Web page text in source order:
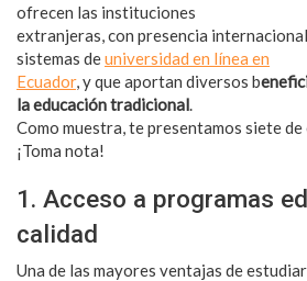
ofrecen las instituciones
extranjeras, con presencia
sistemas deuniversidad en línea en
Ecuador, y que aportan diversos b
la educación tradicional.
Como muestra, te presentamos siete
¡Toma nota!
1. Acceso a programas
calidad
Una de las mayores ventajas de